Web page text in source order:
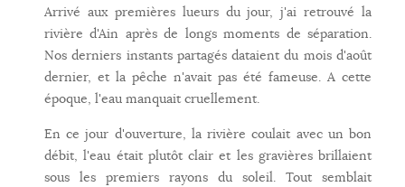
Arrivé aux premières lueurs du jour, j'ai retrouvé la
rivière d'Ain après de longs moments de séparation.
Nos derniers instants partagés dataient du mois d'août
dernier, et la pêche n'avait pas été fameuse. A cette
époque, l'eau manquait cruellement.
En ce jour d'ouverture, la rivière coulait avec un bon
débit, l'eau était plutôt clair et les gravières brillaient
sous les premiers rayons du soleil. Tout semblait